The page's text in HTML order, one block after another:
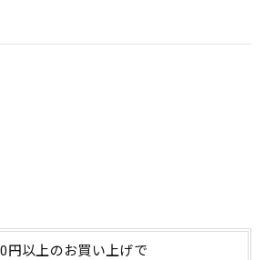
円以上のお買い上げで